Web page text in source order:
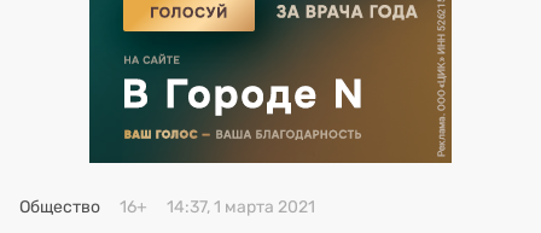
Премия 2025
Эксперты
Общество 16+ 14:37, 1 марта 2021